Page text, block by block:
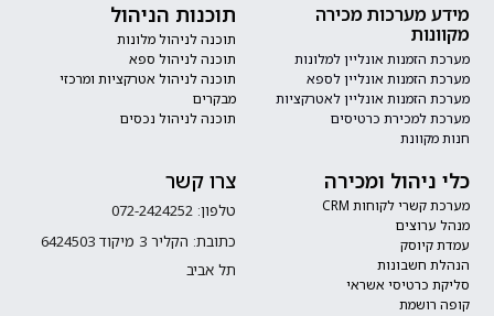
מידע מערכות מכירה
מקוונות
מערכת הזמנות אונליין למלונות
מערכת הזמנות אונליין לספא
מערכת הזמנות אונליין לאטרקציות
מערכת למכירת כרטיסים
חנות מקוונת
תוכנות הניהול
תוכנה לניהול מלונות
תוכנה לניהול ספא
תוכנה לניהול אטרקציות ומרכזי
מבקרים
תוכנה לניהול נכסים
כלי ניהול ומכירה
מערכת קשרי לקוחות CRM
מנהל ערוצים
עמדת קיוסק
הנהלת חשבונות
סליקת כרטיסי אשראי
קופה רושמת
צרו קשר
טלפון: 072-2424252
כתובת: הקליר 3 מיקוד 6424503
תל אביב